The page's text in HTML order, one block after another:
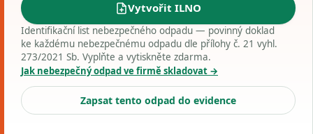
Vytvořit ILNO
Identifikační list nebezpečného odpadu — povinný doklad
ke každému nebezpečnému odpadu dle přílohy č. 21 vyhl.
273/2021 Sb. Vyplňte a vytiskněte zdarma.
Jak nebezpečný odpad ve firmě skladovat →
Zapsat tento odpad do evidence